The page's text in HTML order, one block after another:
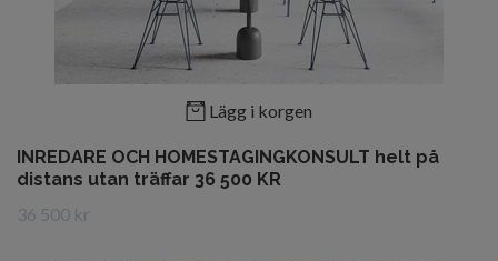
Lägg i korgen
INREDARE OCH HOMESTAGINGKONSULT helt på
distans utan träffar 36 500 KR
36 500 kr